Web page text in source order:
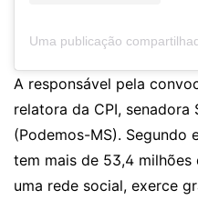
A responsável pela
relatora da CPI, senadora
(Podemos-MS). Segundo
tem mais de 53,4 milhões
uma rede social, exerce